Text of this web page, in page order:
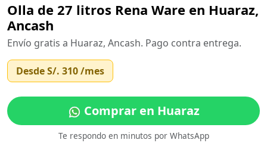
Olla de 27 litros Rena Ware en Huaraz,
Ancash
Envío gratis a Huaraz, Ancash. Pago contra entrega.
DesdeS/. 310/mes
Comprar en Huaraz
Te respondo en minutos por WhatsApp